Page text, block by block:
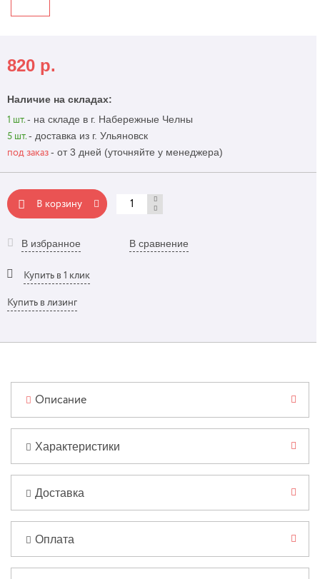
820 р.
Наличие на складах:
1 шт. - на складе в г. Набережные Челны
5 шт. - доставка из г. Ульяновск
под заказ - от 3 дней (уточняйте у менеджера)
В корзину
В избранное В сравнение
Купить в 1 клик
Купить в лизинг
Описание
Характеристики
Доставка
Оплата